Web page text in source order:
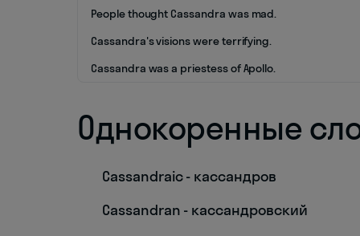
People thought Cassandra was mad.
Cassandra's visions were terrifying.
Cassandra was a priestess of Apollo.
Однокоренные
Cassandraic - кассандров
Cassandran - кассандровский